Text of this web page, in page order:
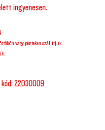
ingyenesen.
vagy pénteken szállítjuk.
22030009